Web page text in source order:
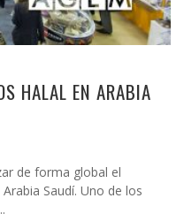
HALAL EN ARABIA
de forma global el
Saudí. Uno de los